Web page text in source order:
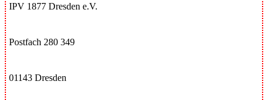
IPV 1877 Dresden e.V.
Postfach 280 349
01143 Dresden